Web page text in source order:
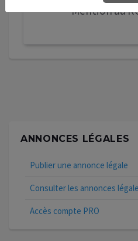
Mention au
ANNONCES LÉGALES
Publier une annonce légale
Consulter les annonces
Accès compte PRO